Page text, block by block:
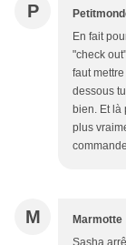
P
En fait
"check
faut
dessous
bien. Et là
plus
M Marmotte
Sasha